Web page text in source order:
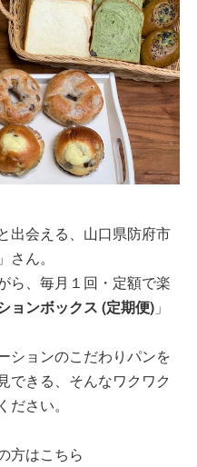
出会える、山口県防府市
」さん。
ら、毎月１回・定額で楽
ョンボックス (定期便) 」
ションのこだわりパンを
できる、そんなワクワク
さい。
方はこちら